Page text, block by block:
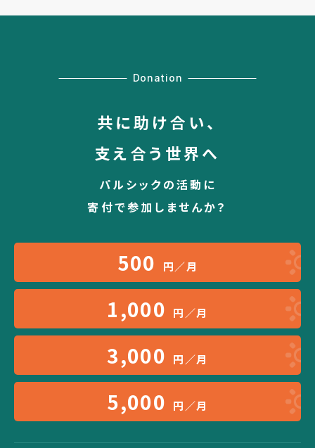
Donation
共に助け合い、
支え合う世界へ
パルシックの活動に
寄付で参加しませんか？
500 円／月
1,000 円／月
3,000 円／月
5,000 円／月